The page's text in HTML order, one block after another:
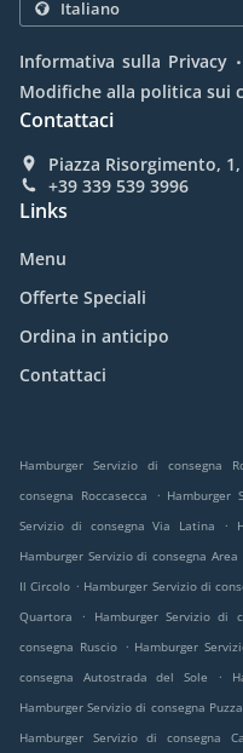
Informativa sulla Privacy .
Modifiche alla politica sui
Contattaci
Piazza Risorgimento,
+39 339 539 3996
Links
Menu
Offerte Speciali
Ordina in anticipo
Contattaci
Hamburger Servizio di consegna
consegna Roccasecca
. Hamburger
Servizio di consegna Via Latina
.
Hamburger Servizio di consegna Area
Il Circolo . Hamburger Servizio di
Quartora
. Hamburger Servizio di
consegna Ruscio . Hamburger
consegna Autostrada del Sole
.
Hamburger Servizio di consegna
Hamburger Servizio di consegna